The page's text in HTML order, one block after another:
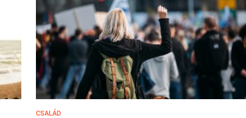
CSALÁD